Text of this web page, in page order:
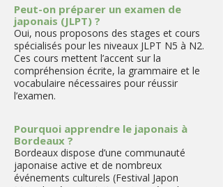
Peut-on préparer un examen de
japonais (JLPT) ?
Oui, nous proposons des stages et cours
spécialisés pour les niveaux JLPT N5 à N2.
Ces cours mettent l’accent sur la
compréhension écrite, la grammaire et le
vocabulaire nécessaires pour réussir
l’examen.
Pourquoi apprendre le japonais à
Bordeaux ?
Bordeaux dispose d’une communauté
japonaise active et de nombreux
événements culturels (Festival Japon